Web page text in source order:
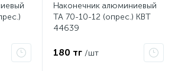
Наконечник алюминиевый
ТА 70-10-12 (опрес.) КВТ
44639
180 тг /шт